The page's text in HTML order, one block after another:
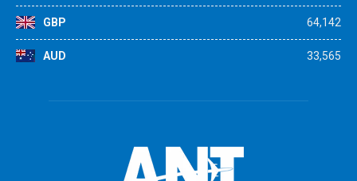
GBP 64,142
AUD 33,565